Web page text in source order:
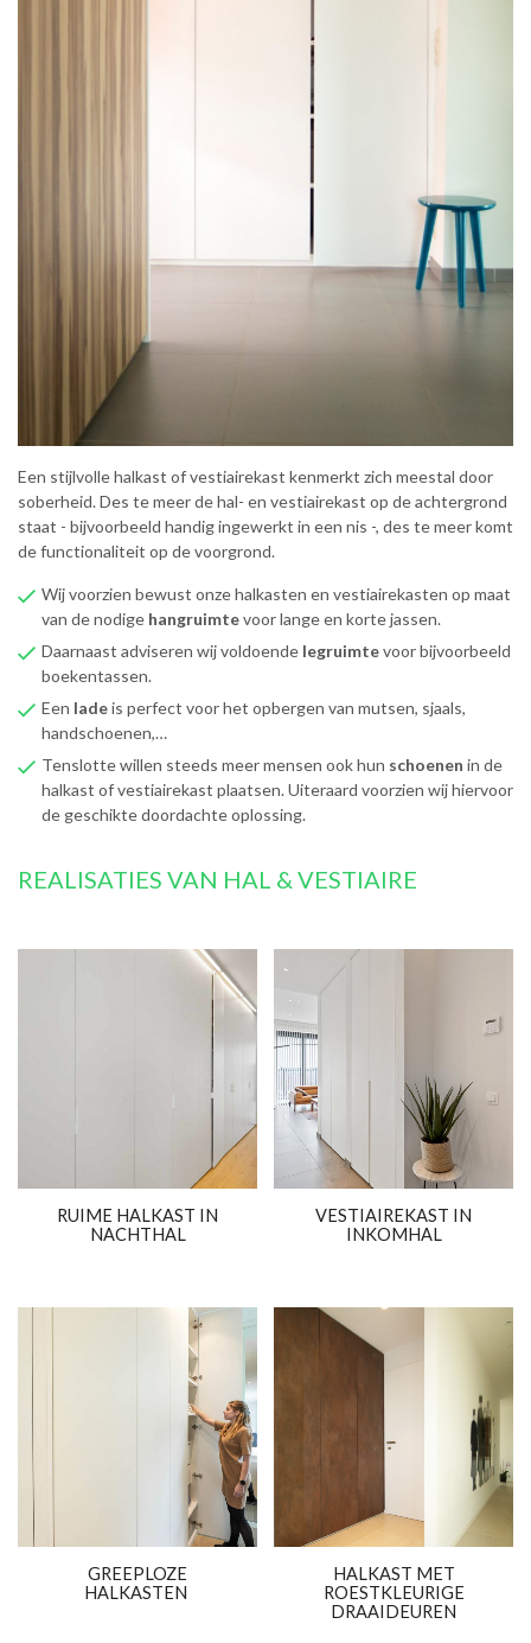
Een stijlvolle halkast of vestiairekast kenmerkt zich meestal door
soberheid. Des te meer de hal- en vestiairekast op de achtergrond
staat - bijvoorbeeld handig ingewerkt in een nis -, des te meer komt
de functionaliteit op de voorgrond.
Wij voorzien bewust onze halkasten en vestiairekasten op maat
van de nodige hangruimtevoor lange en korte jassen.
Daarnaast adviseren wij voldoende legruimtevoor bijvoorbeeld
boekentassen.
Een ladeis perfect voor het opbergen van mutsen, sjaals,
handschoenen,…
Tenslotte willen steeds meer mensen ook hun schoenen in de
halkast of vestiairekast plaatsen. Uiteraard voorzien wij hiervoor
de geschikte doordachte oplossing.
REALISATIES VAN HAL & VESTIAIRE
RUIME HALKAST IN
NACHTHAL
VESTIAIREKAST IN
INKOMHAL
GREEPLOZE
HALKASTEN
HALKAST MET
ROESTKLEURIGE
DRAAIDEUREN